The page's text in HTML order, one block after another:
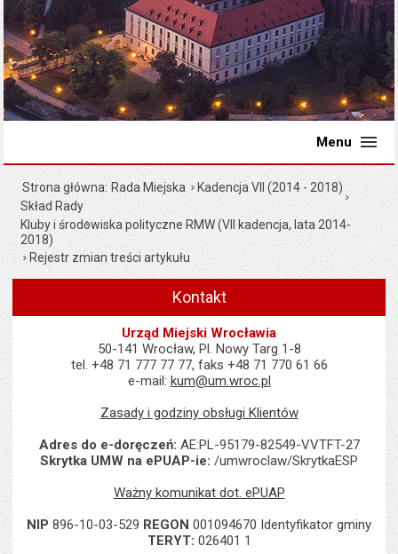
Menu
Strona główna Rada Miejska
Kadencja VII (2014 - 2018)
Skład Rady
Kluby i środowiska polityczne RMW (VII kadencja, lata 2014-
2018)
Rejestr zmian treści artykułu
Kontakt
Urząd Miejski Wrocławia
50-141 Wrocław, Pl. Nowy Targ 1-8
tel. +48 71 777 77 77, faks +48 71 770 61 66
e-mail: kum@um.wroc.pl
Zasady i godziny obsługi Klientów
Adres do e-doręczeń: AE:PL-95179-82549-VVTFT-27
Skrytka UMW na ePUAP-ie: /umwroclaw/SkrytkaESP
Ważny komunikat dot. ePUAP
NIP 896-10-03-529 REGON 001094670 Identyfikator gminy
TERYT: 026401 1